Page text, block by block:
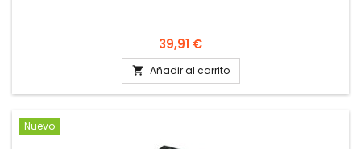
Precio
39,91 €
 Añadir al carrito
Nuevo